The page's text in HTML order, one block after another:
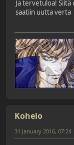
Ja tervetuloa!
saatiin uutta verta
Kohelo
31 January 2016, 07:24